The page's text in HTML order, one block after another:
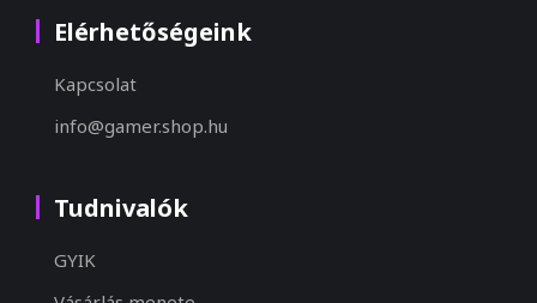
Elérhetőségeink
Kapcsolat
info@gamer.shop.hu
Tudnivalók
GYIK